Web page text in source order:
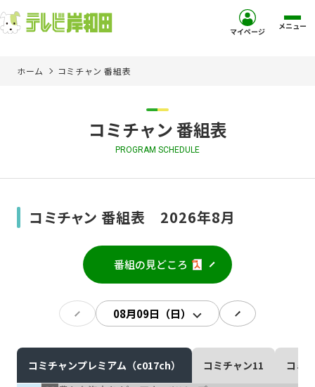
ご加入を検討中の方
現在ご利用中の方
マイページ メニュー
ホーム コミチャン 番組表
コミチャン 番組表
PROGRAM SCHEDULE
コミチャン 番組表 2026年8月
番組の見どころ
コミチャンプレミアム（c017ch） コミチャン11 コミ